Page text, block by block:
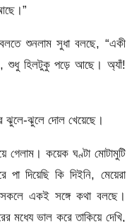
শুনলাম সুধা বলছে, “একী
শুধু হিলটুকু পড়ে আছে। অ্যাঁ!
ঝুলে-ঝুলে দোল খেয়েছে।
গেলাম। কয়েক ঘণ্টা মোটামুটি
পা দিয়েছি কি দিইনি, মেয়েরা
একই সঙ্গে কথা বলছে।
মধ্যে ভাল করে তাকিয়ে দেখি,